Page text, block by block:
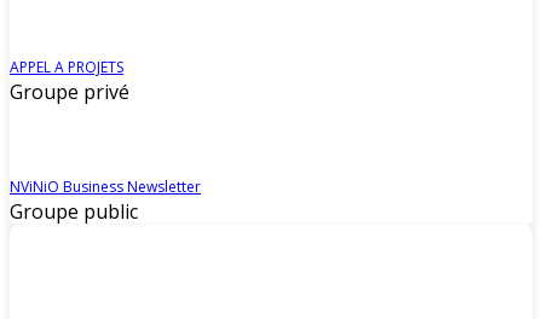
APPEL A PROJETS
Groupe privé
NViNiO Business Newsletter
Groupe public